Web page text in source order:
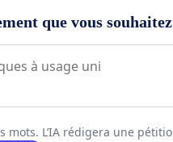
que vous
mots. L’IA rédigera une